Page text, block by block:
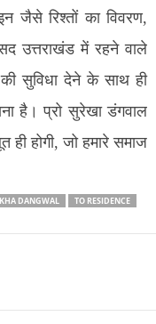
जैसे रिश्तों का विवरण,
उत्तराखंड में रहने वाले
सुविधा देने के साथ ही
है। प्रो सुरेखा डंगवाल
होगी, जो हमारे समाज
DANGWAL
TO RESIDENCE